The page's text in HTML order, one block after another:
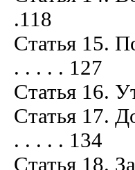
.118
Статья 15.
. . . . . 127
Статья 16.
Статья 17.
. . . . . 134
Статья 18.